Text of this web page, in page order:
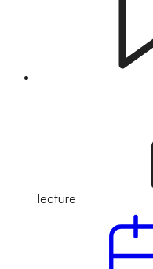
lecture